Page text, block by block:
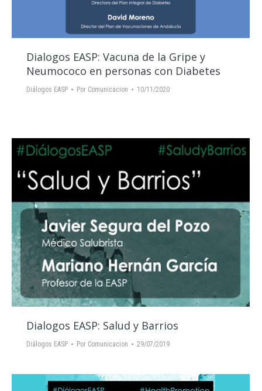
Dialogos EASP: Vacuna de la Gripe y
Neumococo en personas con Diabetes
Diálogos EASP Por Comunicacion 10/11/2020
Dialogos EASP: Salud y Barrios
Diálogos EASP Por Comunicacion 29/07/2019